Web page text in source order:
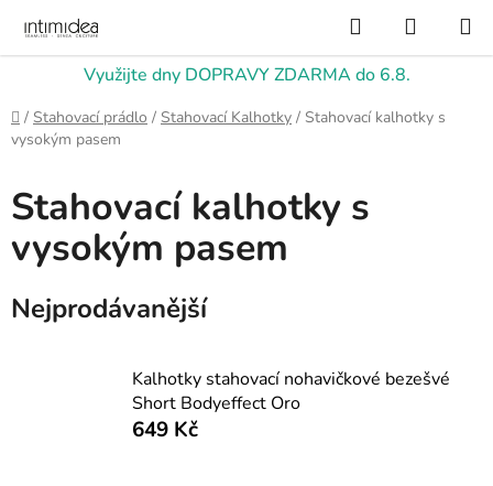
obsah
Využijte dny DOPRAVY ZDARMA do 6.8.
Hledat
KOŠÍK
Domů
/ Stahovací prádlo / Stahovací Kalhotky / Stahovací kalhotky s
vysokým pasem
Stahovací kalhotky s
vysokým pasem
Nejprodávanější
Kalhotky stahovací nohavičkové bezešvé
Short Bodyeffect Oro
649 Kč